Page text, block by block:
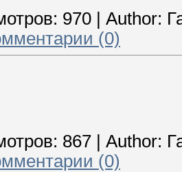
970 Author:
(0)
867 Author:
(0)